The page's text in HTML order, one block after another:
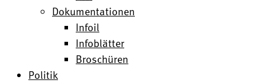
Dokumentationen
Infoil
Infoblätter
Broschüren
Politik